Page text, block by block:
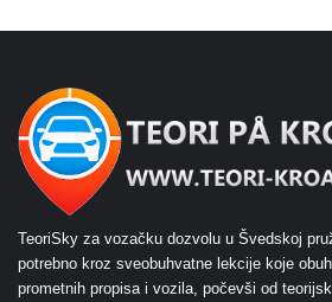
TeoriSky za vozačku dozvolu u Švedskoj
potrebno kroz sveobuhvatne lekcije koje
prometnih propisa i vozila, počevši od